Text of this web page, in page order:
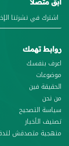
ابق متصلا
روابط تهمك
اعرف بنفسك
موضوعات
الحقيقة فين
من نحن
سياسة التصحيح
تصنيف الأخبار
منهجية متصدقش